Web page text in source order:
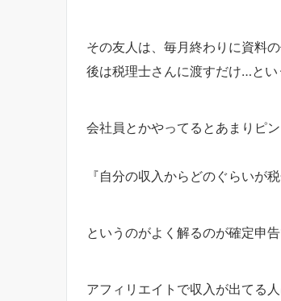
その友人は、毎月終わりに資料
後は税理士さんに渡すだけ…とい
会社員とかやってるとあまりピ
『自分の収入からどのぐらいが
というのがよく解るのが確定申告
アフィリエイトで収入が出てる